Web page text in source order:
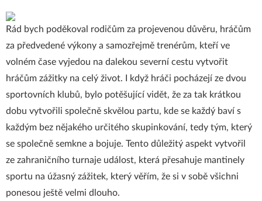
Rád bych poděkoval rodičům za projevenou důvěru, hráčům
za předvedené výkony a samozřejmě trenérům, kteří ve
volném čase vyjedou na dalekou severní cestu vytvořit
hráčům zážitky na celý život. I když hráči pocházejí ze dvou
sportovních klubů, bylo potěšující vidět, že za tak krátkou
dobu vytvořili společně skvělou partu, kde se každý baví s
každým bez nějakého určitého skupinkování, tedy tým, který
se společně semkne a bojuje. Tento důležitý aspekt vytvořil
ze zahraničního turnaje událost, která přesahuje mantinely
sportu na úžasný zážitek, který věřím, že si v sobě všichni
ponesou ještě velmi dlouho.